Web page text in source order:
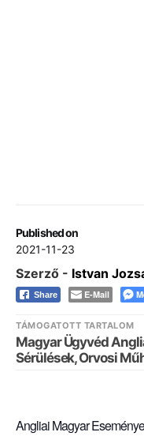
Published on
2021-11-23
Szerző - Istvan
Share E-Mail
TÁMOGATOTT TARTALOM
Magyar Ügyvéd
Sérülések, Orvosi
Angliai Magyar